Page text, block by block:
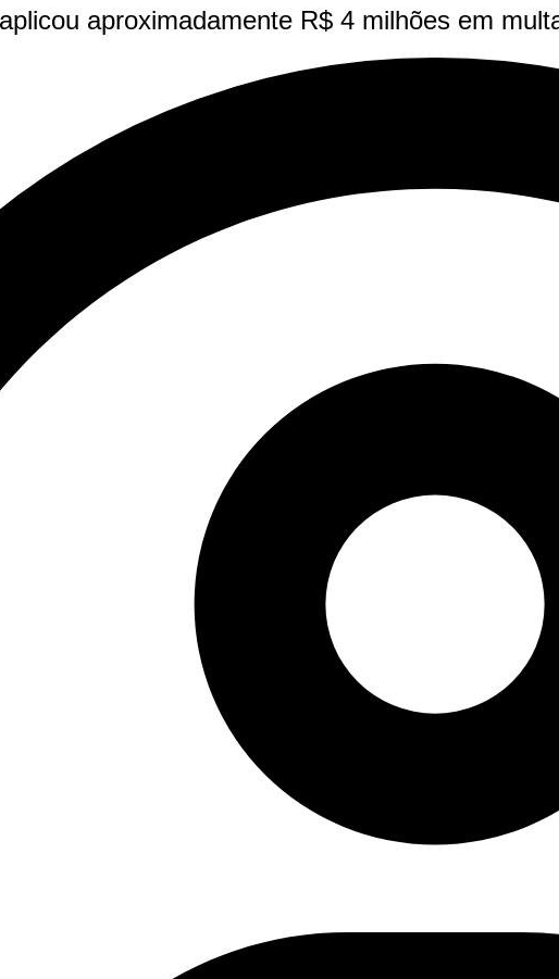
aproximadamente R$ 4 milhões em